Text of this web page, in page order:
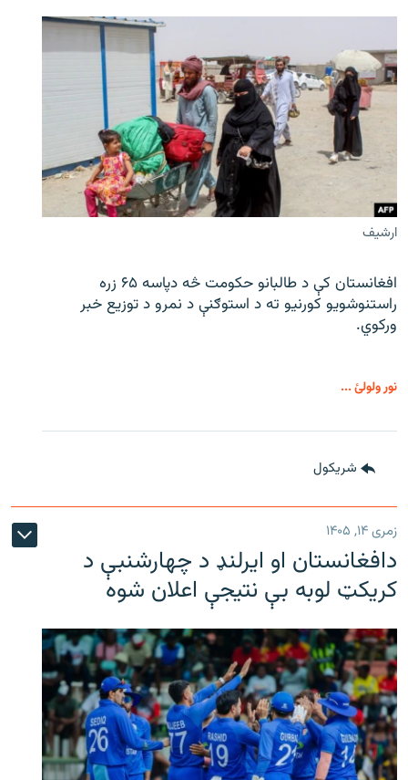
ارشیف
افغانستان کې د طالبانو حکومت څه دپاسه ۶۵ زره
راستنوشویو کورنیو ته د استوګنې د نمرو د توزیع خبر
ورکوي.
نور ولولئ ...
شريکول
زمری ۱۴, ۱۴۰۵
دافغانستان او ایرلنډ د چهارشنبې د
کریکټ لوبه بې نتیجې اعلان شوه